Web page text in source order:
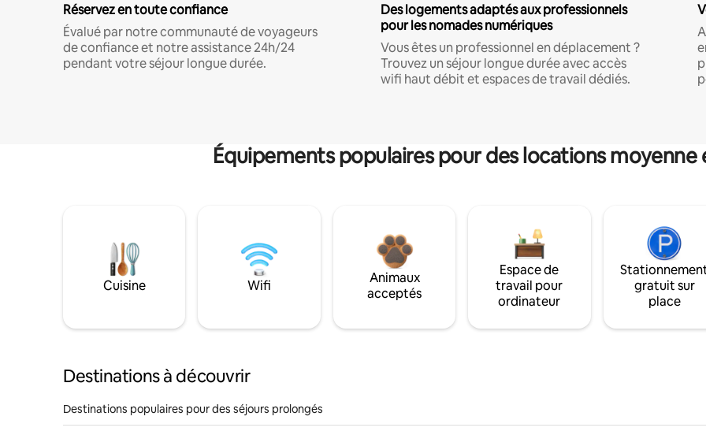
Réservez en toute confiance
Évalué par notre communauté de voyageurs
de confiance et notre assistance 24h/24
pendant votre séjour longue durée.
Des logements adaptés aux professionnels
pour les nomades numériques
Vous êtes un professionnel en déplacement ?
Trouvez un séjour longue durée avec accès
wifi haut débit et espaces de travail dédiés.
Équipements populaires pour des locations
Cuisine Wifi
Animaux
acceptés
Espace de
travail pour
ordinateur
gratuit sur
place
Destinations à découvrir
Destinations populaires pour des séjours prolongés